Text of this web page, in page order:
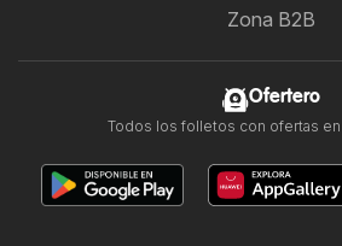
Zona B2B
Ofertero
Todos los folletos con ofertas